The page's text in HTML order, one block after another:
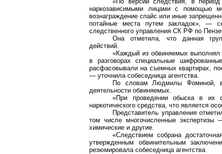
наркозависимыми лицами с помощью
вознаграждениеспайс или иные
потайные места путем закладок», —
следственного управления СК РФ по
Она отметила, что данная
действий.
«Каждый из обвиняемых
в разговорах специальные
расфасовывали на съемных квартирах,
— уточнила собеседница агентства.
По словам Людмилы Фоминой, в
деятельности обвиняемых.
«При проведении обыска в их
наркотического средства, что является
Представитель управления
том числе многочисленные экспертизы
химические и другие.
«Следствием собрана
утвержденным обвинительным
резюмировала собеседница агентства.